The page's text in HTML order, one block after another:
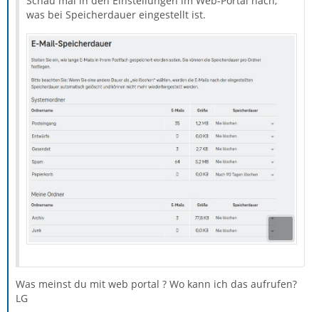
was bei Speicherdauer eingestellt ist.
Was meinst du mit web portal ? Wo kann ich das aufrufen?
LG